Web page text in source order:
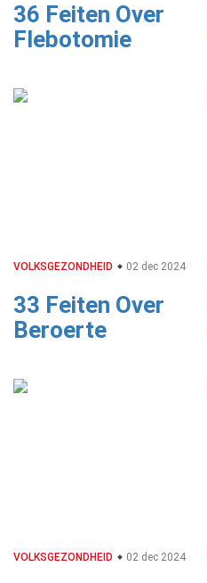
36 Feiten Over
Flebotomie
VOLKSGEZONDHEID 02 dec 2024
33 Feiten Over
Beroerte
VOLKSGEZONDHEID 02 dec 2024